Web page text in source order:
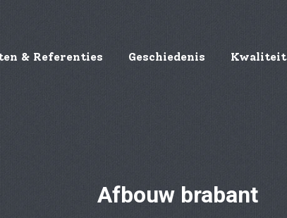
& Referenties Geschiedenis Kwaliteit
Afbouw brabant